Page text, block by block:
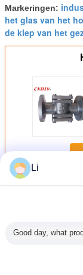
Markeringen:
het glas van het
de klep van het
MeerFlens
Li
Good day, what